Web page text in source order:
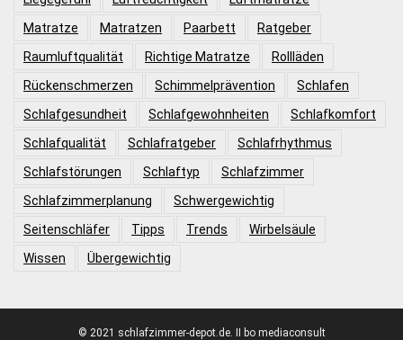
Matratze
Matratzen Paarbett
Ratgeber
Raumluftqualität
Richtige Matratze
Rollläden
Rückenschmerzen
Schimmelprävention
Schlafen
Schlafgesundheit
Schlafgewohnheiten
Schlafkomfort
Schlafqualität
Schlafratgeber
Schlafrhythmus
Schlafstörungen
Schlaftyp
Schlafzimmer
Schlafzimmerplanung
Schwergewichtig
Seitenschläfer
Tipps Trends
Wirbelsäule
Wissen
Übergewichtig
© 2021 schlafzimmer-depot.de. II bo mediaconsult